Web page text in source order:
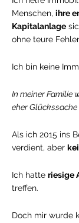
Menschen, ihre
Kapitalanlage
ohne teure
Ich bin keine
In meiner Familie
eher Glückssache
Als ich 2015 ins
verdient, aber
Ich hatte riesige
treffen.
Doch mir wurde